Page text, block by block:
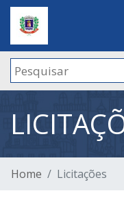
Home Licitações